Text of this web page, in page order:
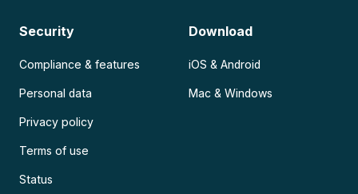
Security
Compliance & features
Personal data
Privacy policy
Terms of use
Status
Download
iOS & Android
Mac & Windows